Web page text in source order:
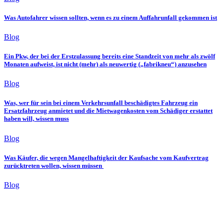
Was Autofahrer wissen sollten, wenn es zu einem Auffahrunfall gekommen ist
Blog
Ein Pkw, der bei der Erstzulassung bereits eine Standzeit von mehr als zwölf
Monaten aufweist, ist nicht (mehr) als neuwertig („fabrikneu“) anzusehen
Blog
Was, wer für sein bei einem Verkehrsunfall beschädigtes Fahrzeug ein
Ersatzfahrzeug anmietet und die Mietwagenkosten vom Schädiger erstattet
haben will, wissen muss
Blog
Was Käufer, die wegen Mangelhaftigkeit der Kaufsache vom Kaufvertrag
zurücktreten wollen, wissen müssen
Blog